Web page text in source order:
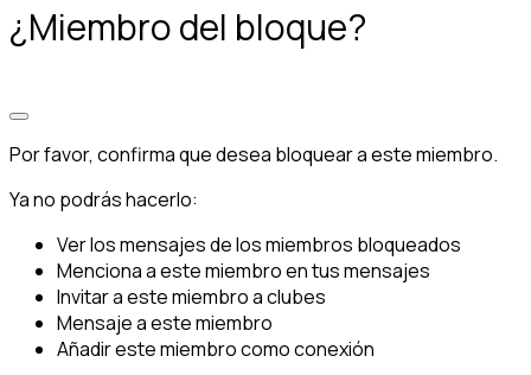
¿Miembro del bloque?
Por favor, confirma que desea bloquear a este miembro.
Ya no podrás hacerlo:
Ver los mensajes de los miembros bloqueados
Menciona a este miembro en tus mensajes
Invitar a este miembro a clubes
Mensaje a este miembro
Añadir este miembro como conexión